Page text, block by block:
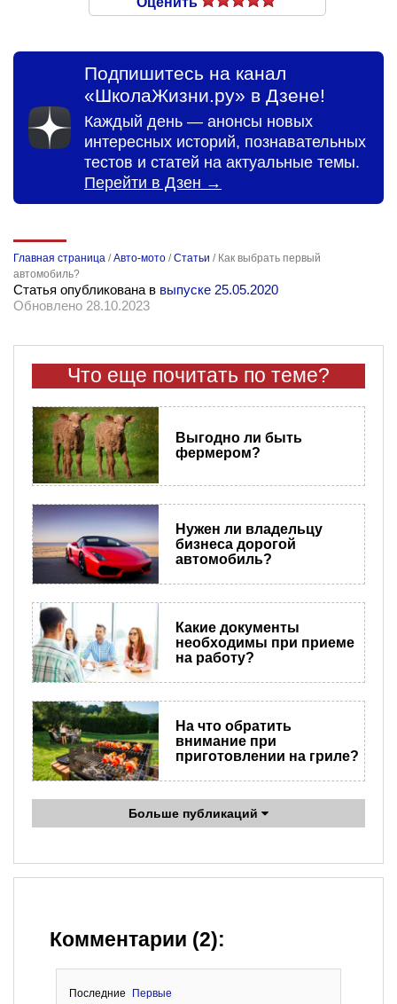
Подпишитесь на канал
«ШколаЖизни.ру» в Дзене!
Каждый день — анонсы новых
интересных историй, познавательных
тестов и статей на актуальные темы.
Перейти в Дзен →
Главная страница /Авто-мото /Статьи / Как выбрать первый
автомобиль?
Статья опубликована в выпуске 25.05.2020
Обновлено 28.10.2023
Что еще почитать по теме?
Выгодно ли быть
фермером?
Нужен ли владельцу
бизнеса дорогой
автомобиль?
Какие документы
необходимы при приеме
на работу?
На что обратить
внимание при
приготовлении на гриле?
Больше публикаций
Комментарии (2):
Последние
Первые